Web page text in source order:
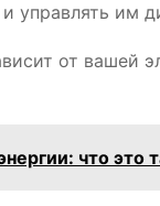
управлять им
от вашей
что это